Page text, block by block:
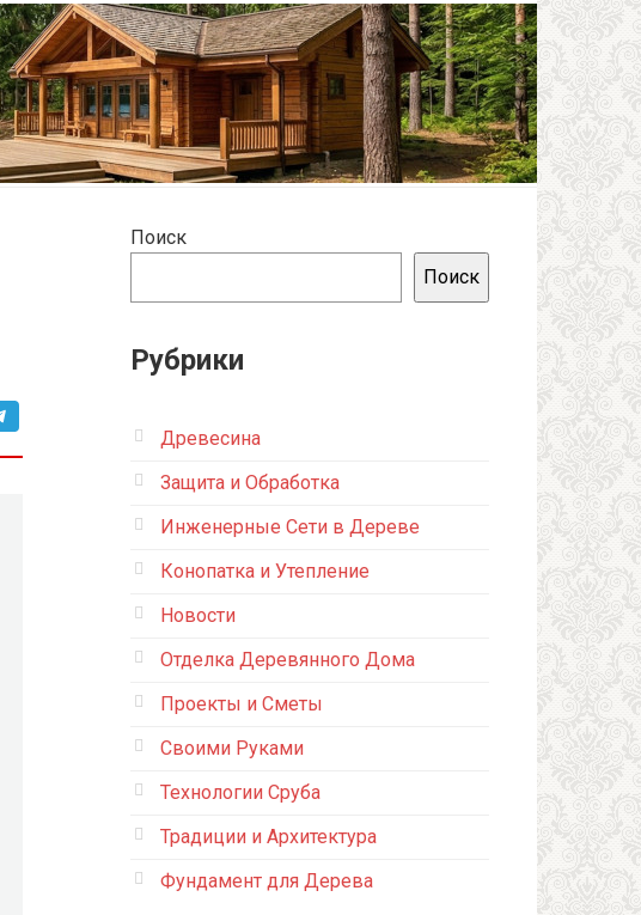
Поиск
Поиск
Рубрики
Древесина
Защита и Обработка
Инженерные Сети в Дереве
Конопатка и Утепление
Новости
Отделка Деревянного Дома
Проекты и Сметы
Своими Руками
Технологии Сруба
Традиции и Архитектура
Фундамент для Дерева